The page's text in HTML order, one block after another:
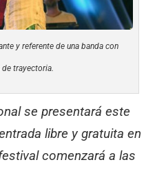
y referente de una banda con
trayectoria.
se presentará este
libre y gratuita en
comenzará a las